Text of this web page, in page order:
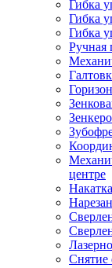
Гибка
Гибка
Гибка
Ручная
центре
Снятие